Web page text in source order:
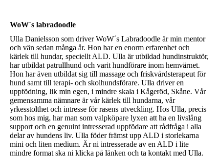
WoW´s labradoodle
Ulla Danielsson som driver WoW´s Labradoodle är min mentor
och vän sedan många år. Hon har en enorm erfarenhet och
kärlek till hundar, speciellt ALD. Ulla är utbildad hundinstruktör,
har utbildat patrullhund och varit hundförare inom hemvärnet.
Hon har även utbildat sig till massage och friskvårdsterapeut för
hund samt till terapi- och skolhundsförare. Ulla driver en
uppfödning, lik min egen, i mindre skala i Kågeröd, Skåne. Vår
gemensamma nämnare är vår kärlek till hundarna, vår
yrkesstolthet och intresse för rasens utveckling. Hos Ulla, precis
som hos mig, har man som valpköpare lyxen att ha en livslång
support och en genuint intresserad uppfödare att rådfråga i alla
delar av hundens liv. Ulla föder främst upp ALD i storlekarna
mini och liten medium. Är ni intresserade av en ALD i lite
mindre format ska ni klicka på länken och ta kontakt med Ulla.